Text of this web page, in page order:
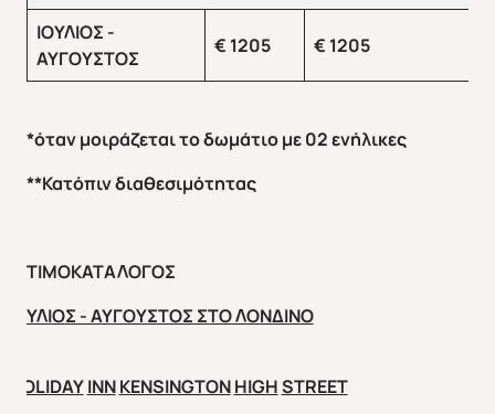
ΙΟΥΛΙΟΣ -
ΑΥΓΟΥΣΤΟΣ
€ 1205 € 1205
*όταν μοιράζεται το δωμάτιο με 02 ενήλικες
**Κατόπιν διαθεσιμότητας
ΤΙΜΟΚΑΤΑΛΟΓΟΣ
ΙΟΥΛΙΟΣ - ΑΥΓΟΥΣΤΟΣ ΣΤΟ ΛΟΝΔΙΝΟ
HOLIDAYINNKENSINGTONHIGHSTREET